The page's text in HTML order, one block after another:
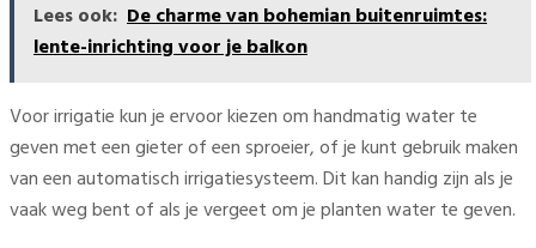
Lees ook: De charme van bohemian buitenruimtes:
lente-inrichting voor je balkon
Voor irrigatie kun je ervoor kiezen om handmatig water te
geven met een gieter of een sproeier, of je kunt gebruik maken
van een automatisch irrigatiesysteem. Dit kan handig zijn als je
vaak weg bent of als je vergeet om je planten water te geven.